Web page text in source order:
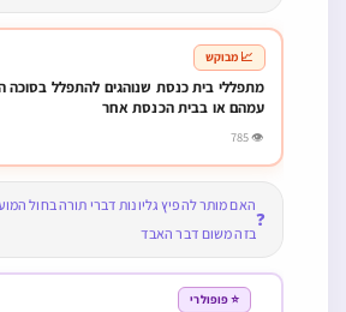
📈 מבוקש
מתפללי בית כנסת שנוהגים להתפלל
עמהם או בבית הכנסת אחר
👁 785
❓
האם מותר להפיץ גליונות דברי תורה בחול
בזה משום דבר האבד
⭐ פופולרי